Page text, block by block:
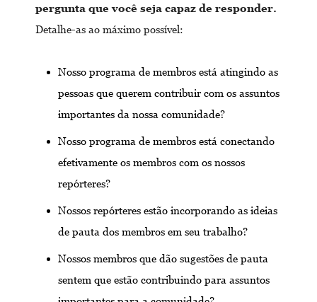
pergunta que você seja capaz de responder.
Detalhe-as ao máximo possível:
Nosso programa de membros está atingindo as
pessoas que querem contribuir com os assuntos
importantes da nossa comunidade?
Nosso programa de membros está conectando
efetivamente os membros com os nossos
repórteres?
Nossos repórteres estão incorporando as ideias
de pauta dos membros em seu trabalho?
Nossos membros que dão sugestões de pauta
sentem que estão contribuindo para assuntos